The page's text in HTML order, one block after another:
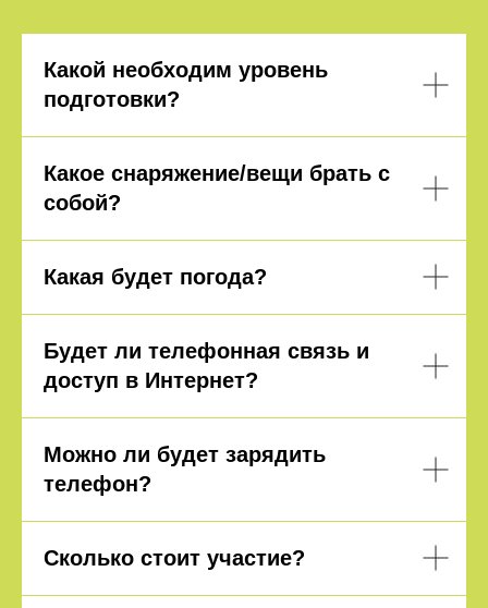
Какой необходим уровень
подготовки?
Какое снаряжение/вещи брать с
собой?
Какая будет погода?
Будет ли телефонная связь и
доступ в Интернет?
Можно ли будет зарядить
телефон?
Сколько стоит участие?